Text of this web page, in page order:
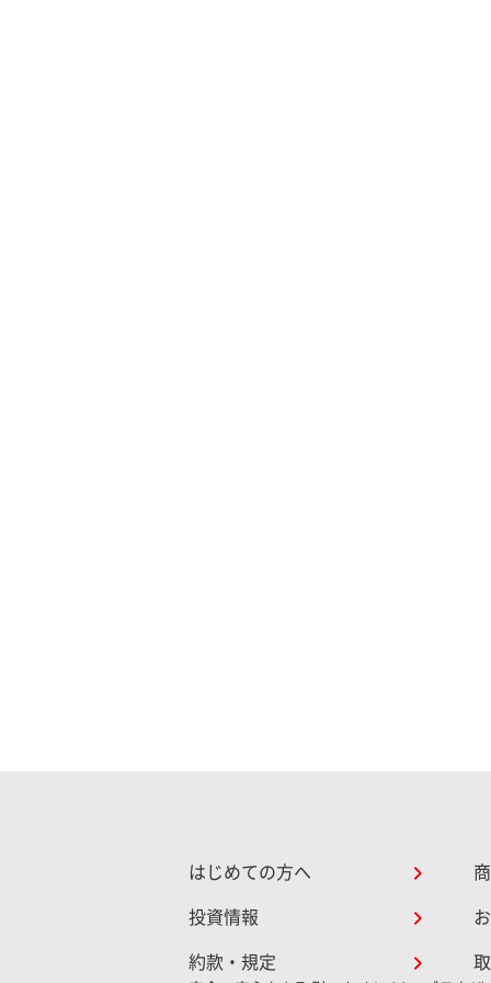
はじめての方へ
投資情報
約款・規定